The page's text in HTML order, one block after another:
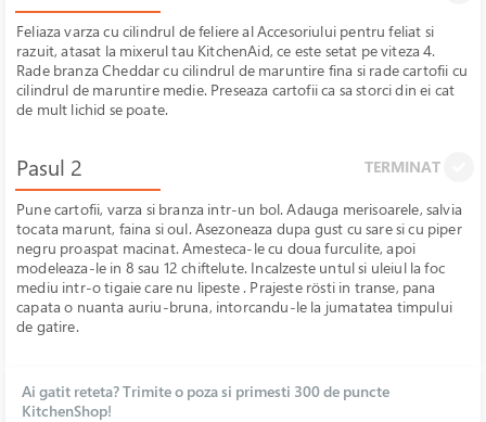
Feliaza varza cu cilindrul de feliere al Accesoriului pentru feliat si
razuit, atasat la mixerul tau KitchenAid, ce este setat pe viteza 4.
Rade branza Cheddar cu cilindrul de maruntire fina si rade cartofii cu
cilindrul de maruntire medie. Preseaza cartofii ca sa storci din ei cat
de mult lichid se poate.
Pasul 2 TERMINAT
Pune cartofii, varza si branza intr-un bol. Adauga merisoarele, salvia
tocata marunt, faina si oul. Asezoneaza dupa gust cu sare si cu piper
negru proaspat macinat. Amesteca-le cu doua furculite, apoi
modeleaza-le in 8 sau 12 chiftelute. Incalzeste untul si uleiul la foc
mediu intr-o tigaie care nu lipeste . Prajeste rösti in transe, pana
capata o nuanta auriu-bruna, intorcandu-le la jumatatea timpului
de gatire.
Ai gatit reteta? Trimite o poza si primesti 300 de puncte
KitchenShop!